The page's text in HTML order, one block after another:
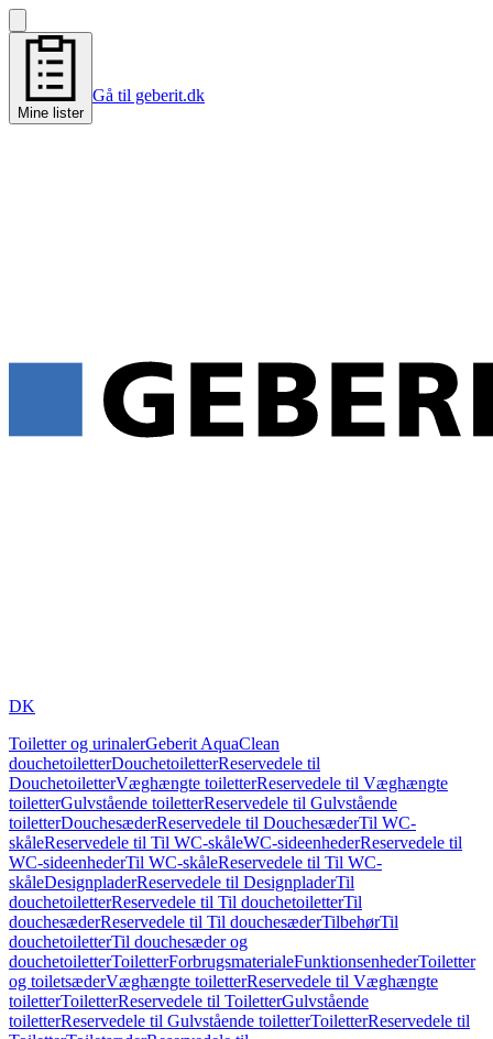
Mine lister
Gå til geberit.dk
DK
Toiletter og urinalerGeberit AquaClean
douchetoiletterDouchetoiletterReservedele til
DouchetoiletterVæghængte toiletterReservedele til Væghængte
toiletterGulvstående toiletterReservedele til Gulvstående
toiletterDouchesæderReservedele til DouchesæderTil WC-
skåleReservedele til Til WC-skåleWC-sideenhederReservedele til
WC-sideenhederTil WC-skåleReservedele til Til WC-
skåleDesignpladerReservedele til DesignpladerTil
douchetoiletterReservedele til Til douchetoiletterTil
douchesæderReservedele til Til douchesæderTilbehørTil
douchetoiletterTil douchesæder og
douchetoiletterToiletterForbrugsmaterialeFunktionsenhederToiletter
og toiletsæderVæghængte toiletterReservedele til Væghængte
toiletterToiletterReservedele til ToiletterGulvstående
toiletterReservedele til Gulvstående toiletterToiletterReservedele til